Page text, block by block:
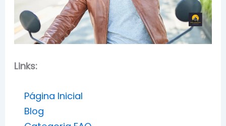
Links:
Página Inicial
Blog